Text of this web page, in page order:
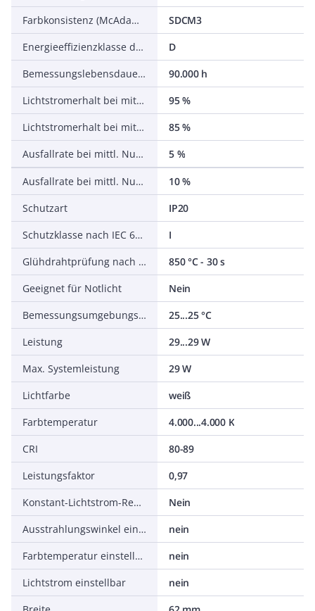
Farbkonsistenz (McAdam-Ellipse)
SDCM3
Energieeffizienzklasse der Lichtquelle nach EU-Richtlinie 2019/2015
D
Bemessungslebensdauer L70/B50 bei 25 °C
90.000 h
Lichtstromerhalt bei mittl. Nutzungsdauer 50.000 h bei 25 °C Umgebungstemp.
95 %
Lichtstromerhalt bei mittl. Nutzungsdauer 100.000 h bei 25 °C Umgebungstemp.
85 %
Ausfallrate bei mittl. Nutzungsdauer von 50.000 h bei 25 °C Umgebungstemp. (tq)
5 %
Ausfallrate bei mittl. Nutzungsdauer von 100.000 h bei 25 °C Umgebungstemp. (tq)
10 %
Schutzart
IP20
Schutzklasse nach IEC 61140
I
Glühdrahtprüfung nach IEC 60695-2-11
850 °C - 30 s
Geeignet für Notlicht
Nein
Bemessungsumgebungstemperatur nach IEC 62722-2-1
25...25 °C
Leistung
29...29 W
Max. Systemleistung
29 W
Lichtfarbe
weiß
Farbtemperatur
4.000...4.000 K
CRI
80-89
Leistungsfaktor
0,97
Konstant-Lichtstrom-Regelung
Nein
Ausstrahlungswinkel einstellbar
nein
Farbtemperatur einstellbar
nein
Lichtstrom einstellbar
nein